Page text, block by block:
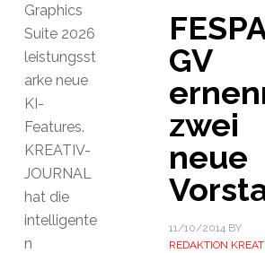
GV
zwei
neue
11/10/2014BY
REDAKTION
Graphics
Suite 2026
leistungsst
arke neue
KI-
Features.
KREATIV-
JOURNAL
hat die
intelligente
n